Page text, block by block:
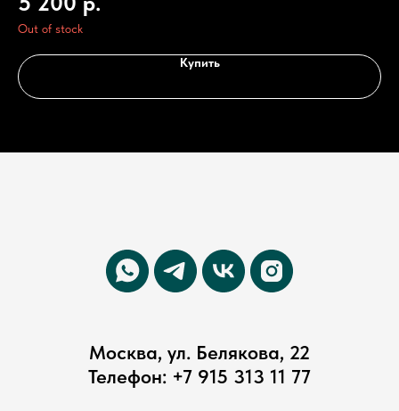
Out of stock
Купить
Москва, ул. Белякова, 22
Телефон: +7 915 313 11 77